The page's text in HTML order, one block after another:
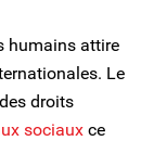
humains attire
Le
droits
sociaux ce